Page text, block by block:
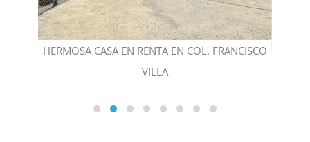
HERMOSA CASA EN RENTA EN COL. FRANCISCO
VILLA